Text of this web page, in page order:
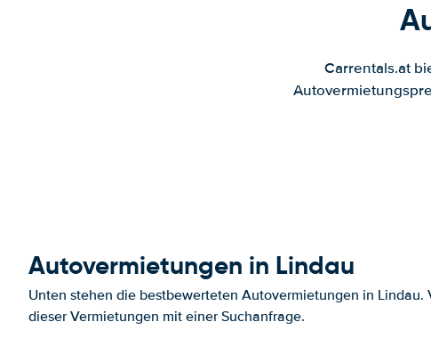
Carrentals.at
Autovermietungen in Lindau
Unten stehen die bestbewerteten Autovermietungen in
dieser Vermietungen mit einer Suchanfrage.